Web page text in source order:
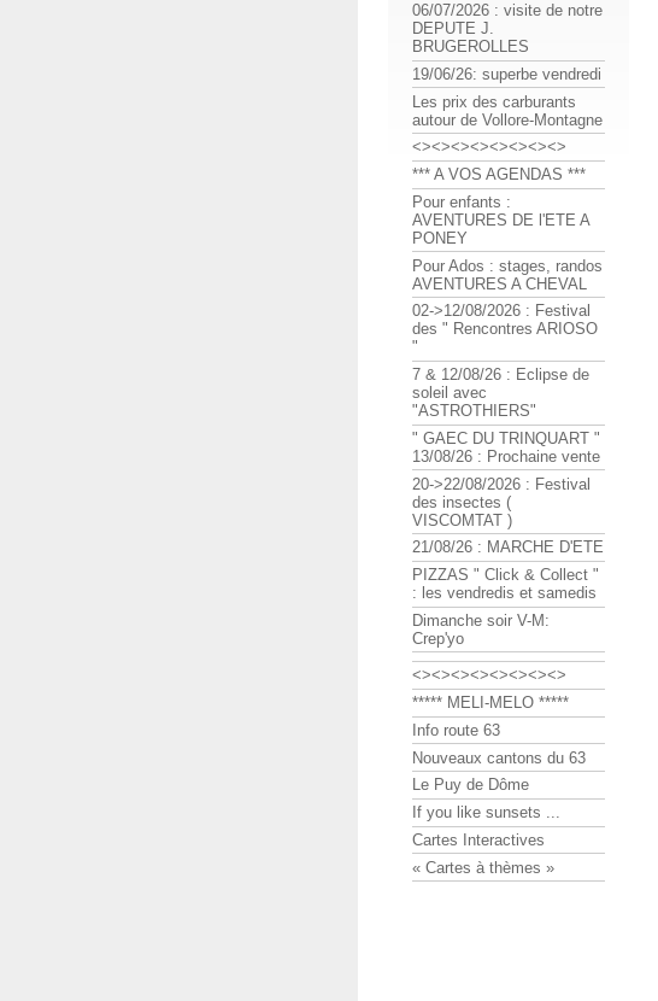
06/07/2026 : visite de notre
DEPUTE J.
BRUGEROLLES
19/06/26: superbe vendredi
Les prix des carburants
autour de Vollore-Montagne
<><><><><><><><>
*** A VOS AGENDAS ***
Pour enfants :
AVENTURES DE l'ETE A
PONEY
Pour Ados : stages, randos
AVENTURES A CHEVAL
02->12/08/2026 : Festival
des " Rencontres ARIOSO
"
7 & 12/08/26 : Eclipse de
soleil avec
"ASTROTHIERS"
" GAEC DU TRINQUART "
13/08/26 : Prochaine vente
20->22/08/2026 : Festival
des insectes (
VISCOMTAT )
21/08/26 : MARCHE D'ETE
PIZZAS " Click & Collect "
: les vendredis et samedis
Dimanche soir V-M:
Crep'yo
<><><><><><><><>
***** MELI-MELO *****
Info route 63
Nouveaux cantons du 63
Le Puy de Dôme
If you like sunsets ...
Cartes Interactives
« Cartes à thèmes »